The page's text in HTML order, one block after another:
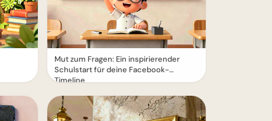
Mut zum Fragen: Ein inspirierender
Schulstart für deine Facebook-
Timeline